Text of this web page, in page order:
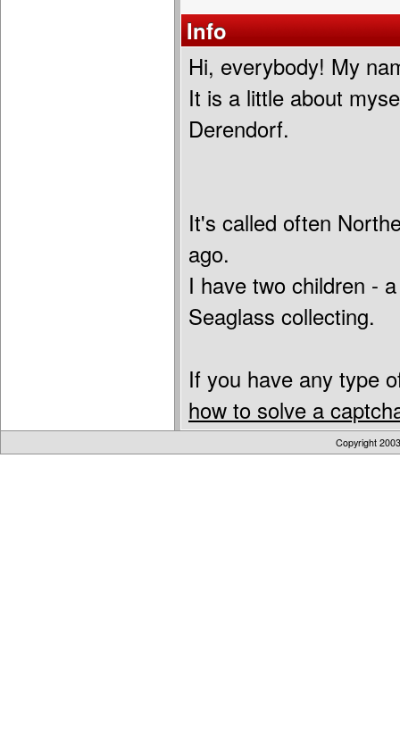
Info
Hi, everybody! My
It is a little about
Derendorf.
It's called often
ago.
I have two children -
Seaglass collecting.
If you have any type
how to solve a
Copyright